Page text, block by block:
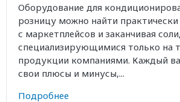
Оборудование для
розницу можно найти практически
с маркетплейсов и заканчивая
специализирующимися только на
продукции компаниями. Каждый
свои плюсы и минусы,...
Подробнее